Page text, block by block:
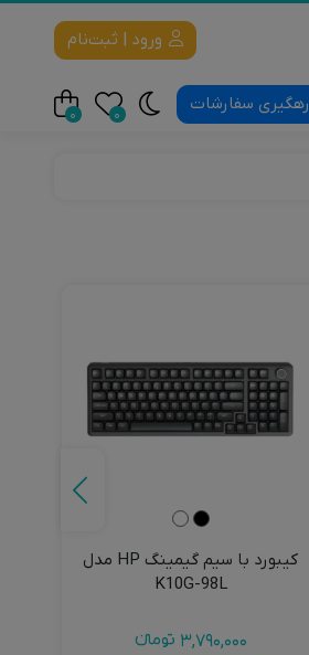
رهگیری سفارشات 0
0
کیبورد با سیم گیمینگ HP مدل
K10G-98L
3,790,000 تومانءء